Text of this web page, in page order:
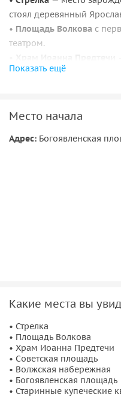
стоял деревянный
• Площадь Волкова с
театром.
купюры.
красивейших набережных
Мудрому и Спасо-
Показать ещё
Место начала
Адрес: Богоявленская
Какие места вы
• Стрелка
• Площадь Волкова
• Храм Иоанна Предтечи
• Советская площадь
• Волжская набережная
• Богоявленская площадь
• Старинные купеческие